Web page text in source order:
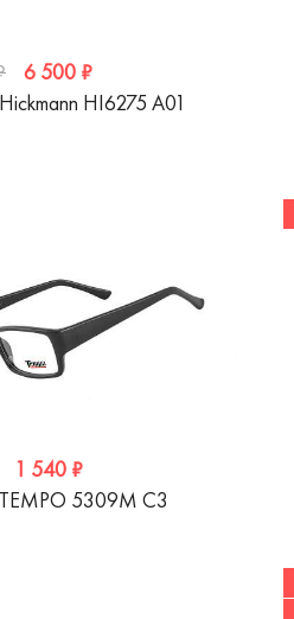
6 500 ₽
HI6275 A01
1 540 ₽
5309M C3